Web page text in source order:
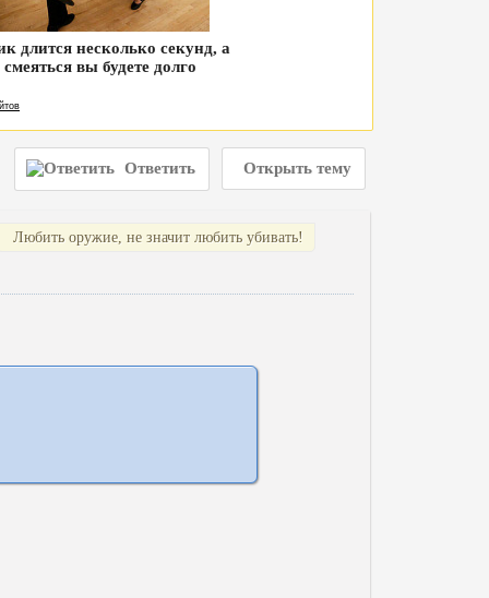
длится несколько секунд, а
смеяться вы будете долго
Открыть тему
Ответить
Любить оружие, не значит любить убивать!
Любить оружие, не значит любить убивать!